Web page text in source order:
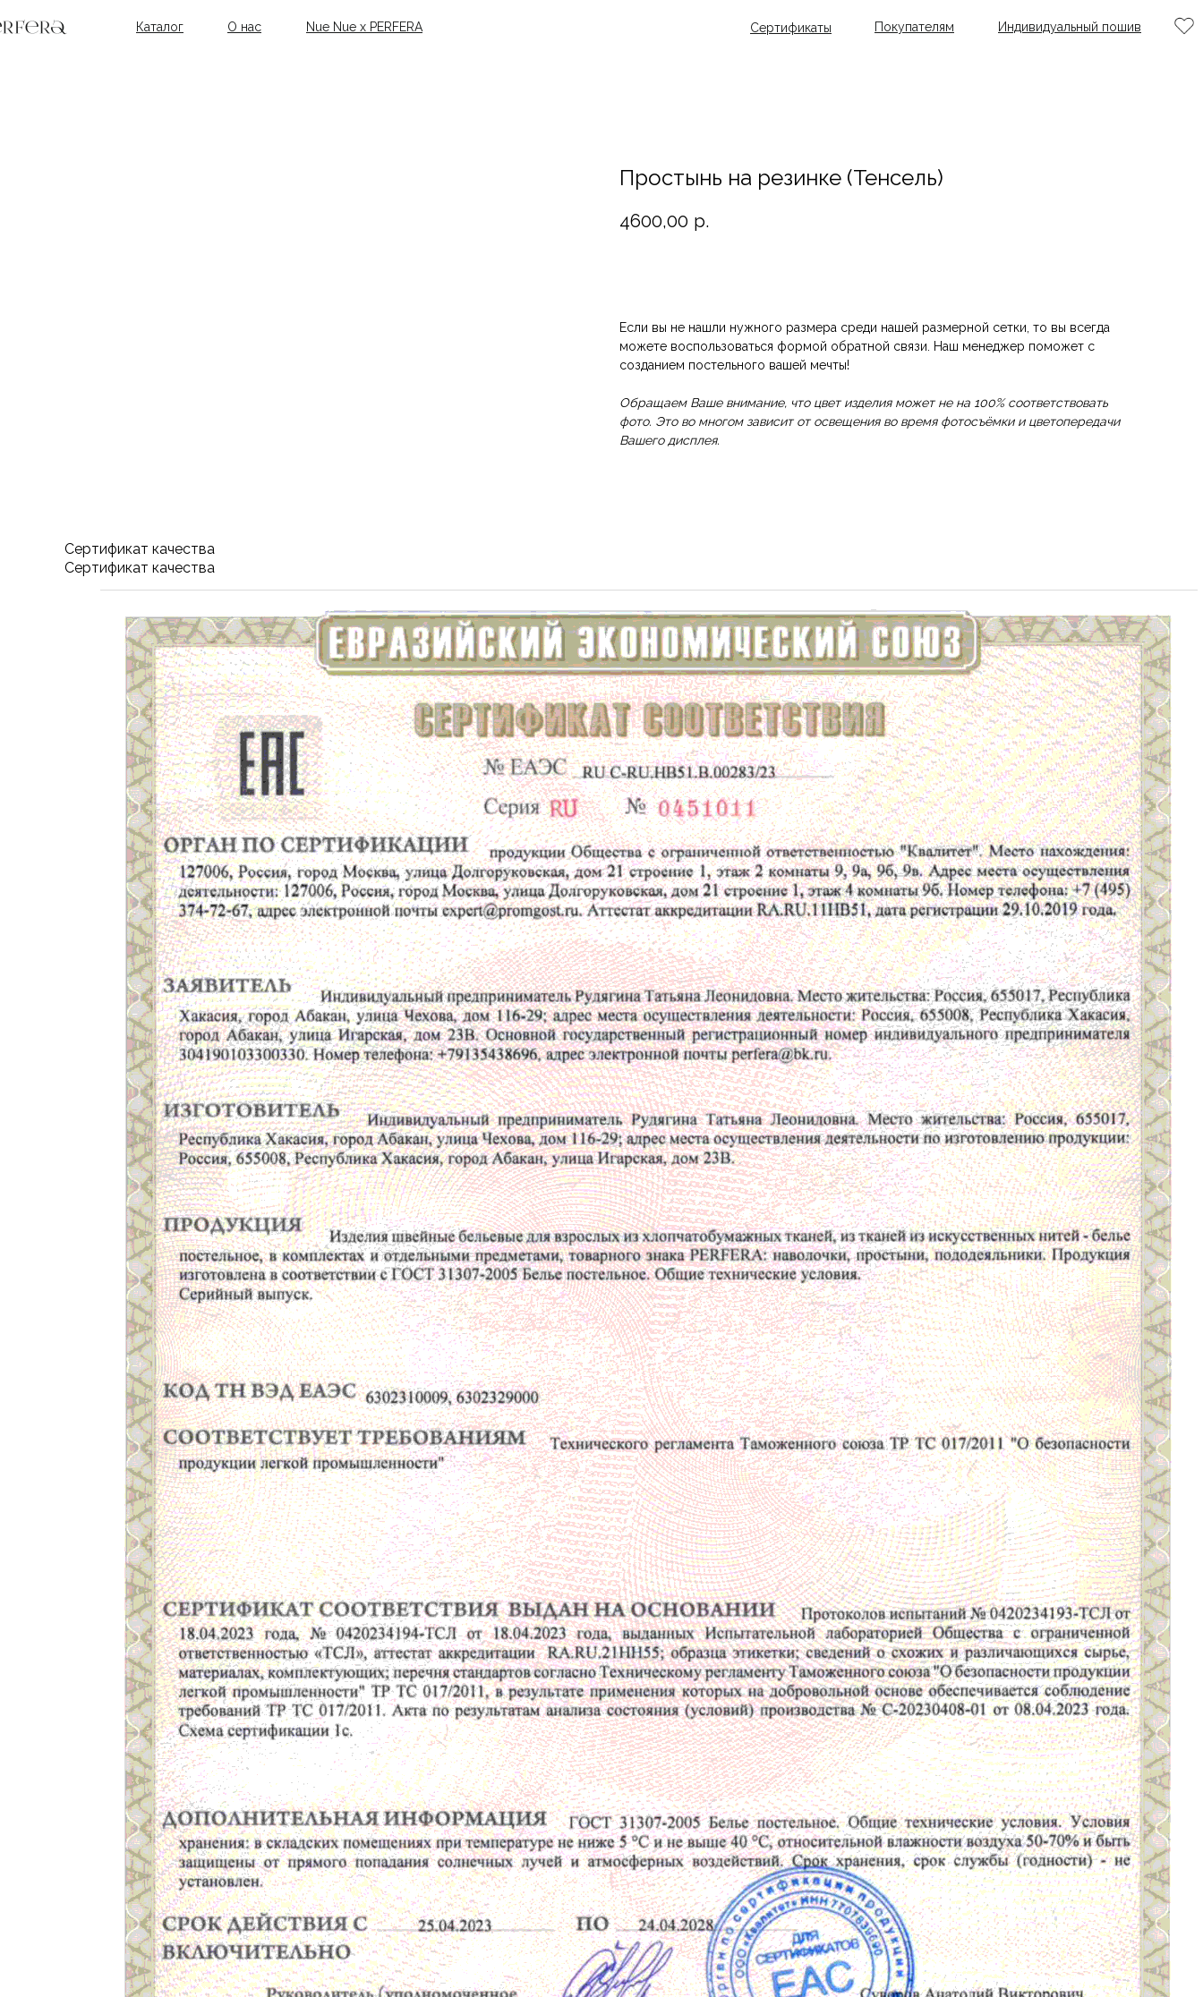
Каталог Индивидуальный пошив
Покупателям
О нас Nue Nue x PERFERA Сертификаты
Простынь на резинке (Тенсель)
4600,00 р.
Если вы не нашли нужного размера среди нашей размерной сетки, то вы всегда
можете воспользоваться формой обратной связи. Наш менеджер поможет с
созданием постельного вашей мечты!
Обращаем Ваше внимание, что цвет изделия может не на 100% соответствовать
фото. Это во многом зависит от освещения во время фотосъёмки и цветопередачи
Вашего дисплея.
Cертификат качества
Cертификат качества